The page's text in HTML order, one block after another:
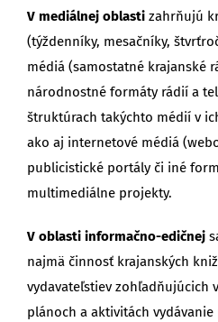
V mediálnej oblasti zahrňujú
(týždenníky, mesačníky,
médiá (samostatné krajanské
národnostné formáty rádií a
štruktúrach takýchto médií v
ako aj internetové médiá
publicistické portály či iné
multimediálne projekty.
V oblasti informačno-edičnej
najmä činnosť krajanských
vydavateľstiev zohľadňujúcich
plánoch a aktivitách